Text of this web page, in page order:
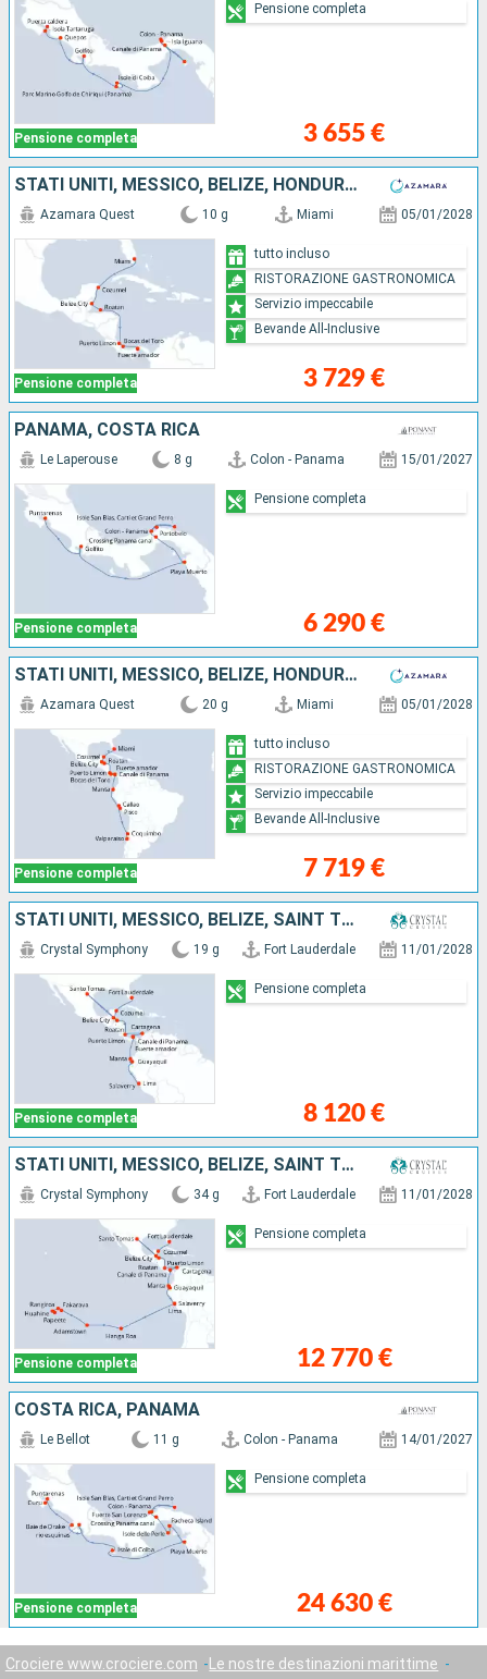
Pensione completa 3 655 €
Pensione completa
STATI UNITI, MESSICO, BELIZE, HONDURAS, COSTA RICA, PANAMA
Pensione completa
Azamara Quest 10 g Miami 05/01/2028
3 729 €
tutto incluso
RISTORAZIONE GASTRONOMICA
Servizio impeccabile
Bevande All-Inclusive
PANAMA, COSTA RICA
Pensione completa
Le Laperouse 8 g Colon - Panama 15/01/2027
6 290 €
Pensione completa
STATI UNITI, MESSICO, BELIZE, HONDURAS, COSTA RICA, PANAMA, EQUATORE, PERÙ, CILE
Pensione completa
Azamara Quest 20 g Miami 05/01/2028
7 719 €
tutto incluso
RISTORAZIONE GASTRONOMICA
Servizio impeccabile
Bevande All-Inclusive
STATI UNITI, MESSICO, BELIZE, SAINT THOMAS, HONDURAS, COSTA RICA, COLOMBIA, PANAMA, EQUATORE, PERÙ
Pensione completa
Crystal Symphony 19 g Fort Lauderdale 11/01/2028
8 120 €
Pensione completa
STATI UNITI, MESSICO, BELIZE, SAINT THOMAS, HONDURAS, COSTA RICA, COLOMBIA, PANAMA, EQUATORE, PERÙ, CILE, REGNO UNITO, FRANCIA
Pensione completa
Crystal Symphony 34 g Fort Lauderdale 11/01/2028
12 770 €
Pensione completa
COSTA RICA, PANAMA
Pensione completa
Le Bellot 11 g Colon - Panama 14/01/2027
24 630 €
Pensione completa
Crociere www.crociere.com
Le nostre destinazioni marittime